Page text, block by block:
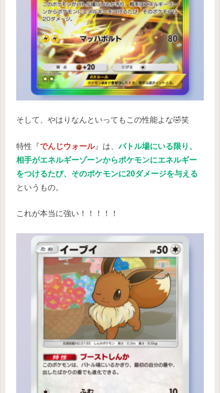
そして、やはりなんといってもこの性能よな🤣笑
特性『でんじウォール』は、バトル場にいる限り、
相手がエネルギーゾーンからポケモンにエネルギー
をつけるたび、そのポケモンに20ダメージを与える
というもの。
これが本当に強い！！！！！